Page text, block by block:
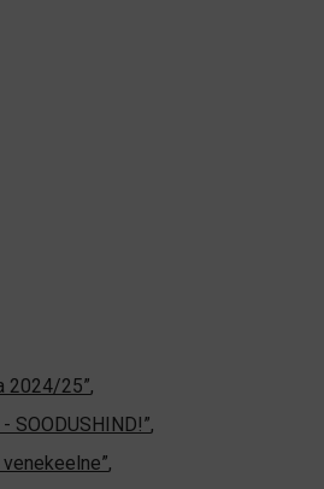
2024/25”,
SOODUSHIND!”,
,